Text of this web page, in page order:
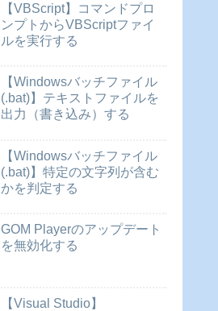
【VBScript】コマンドプロ
ンプトからVBScriptファイ
ルを実行する
【Windowsバッチファイル
(.bat)】テキストファイルを
出力（書き込み）する
【Windowsバッチファイル
(.bat)】特定の文字列が含む
かを判定する
GOM Playerのアップデート
を無効化する
【Visual Studio】